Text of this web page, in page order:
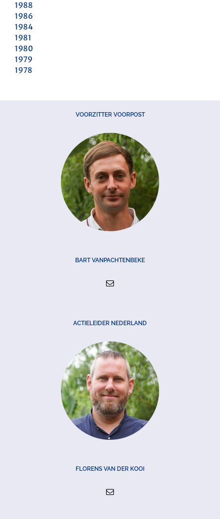
1988
1986
1984
1981
1980
1979
1978
VOORZITTER VOORPOST
BART VANPACHTENBEKE
ACTIELEIDER NEDERLAND
FLORENS VAN DER KOOI